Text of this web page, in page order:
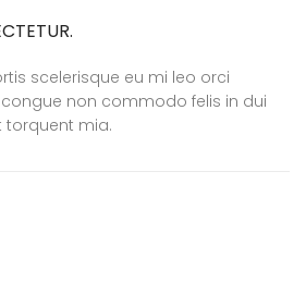
scelerisque eu mi leo orci
non commodo felis in dui
mia.